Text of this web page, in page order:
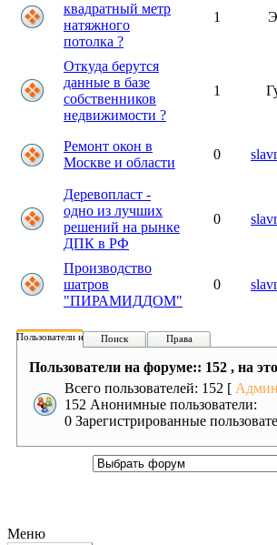
квадратный метр
натяжного
потолка ?
1
Откуда берутся
данные в базе
собственников
недвижимости ?
1
Ремонт окон в
Москве и области
0
Деревопласт -
одно из лучших
решений на рынке
ДПК в РФ
0
Производство
шатров
"ПИРАМИДДОМ"
0
Пользователи на форуме:
Поиск Права
Пользователи на форуме:: 152 , на
Всего пользователей: 152 [
152 Анонимные пользователи:
0 Зарегистрированные
Меню